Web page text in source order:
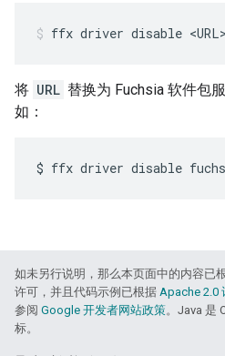
ffx driver disable <URL>
将 URL 替换为 Fuchsia 软件包
如：
如未另行说明，那么本页面中的内容已
许可，并且代码示例已根据 Apache 2.0
参阅 Google 开发者网站政策。Java 是
标。